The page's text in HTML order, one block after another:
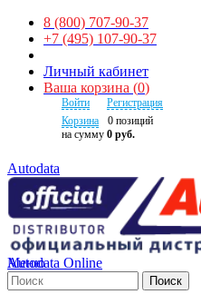
8 (800) 707-90-37
+7 (495) 107-90-37
Личный кабинет
Ваша корзина (0)
Войти
Регистрация
Корзина
0 позиций
на сумму 0 руб.
Autodata
Autodata Online
Меню
Поиск